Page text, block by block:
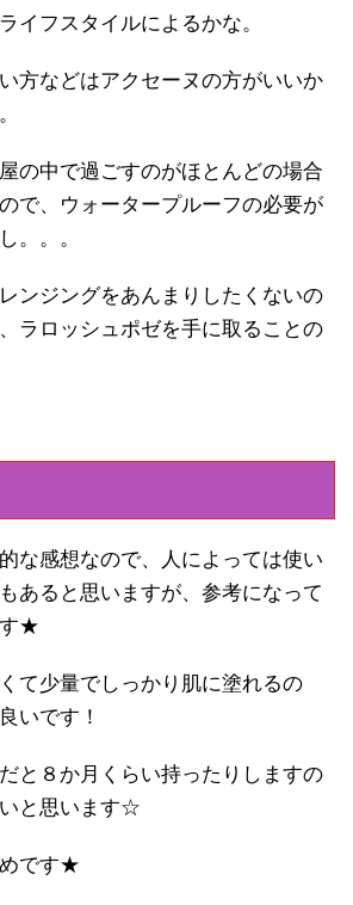
イフスタイルによるかな。
方などはアクセーヌの方がいいか
の中で過ごすのがほとんどの場合
で、ウォータープルーフの必要が
。。。
ンジングをあんまりしたくないの
ラロッシュポゼを手に取ることの
な感想なので、人によっては使い
あると思いますが、参考になって
す★
て少量でしっかり肌に塗れるの
いです！
と８か月くらい持ったりしますの
と思います☆
です★